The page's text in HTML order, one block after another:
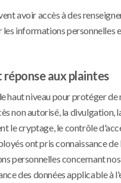
avoir accès à des
informations personnelles
aux plaintes
haut niveau pour protéger de
non autorisé, la divulgation,
le cryptage, le contrôle
ont pris connaissance de
personnelles concernant
des données applicable à